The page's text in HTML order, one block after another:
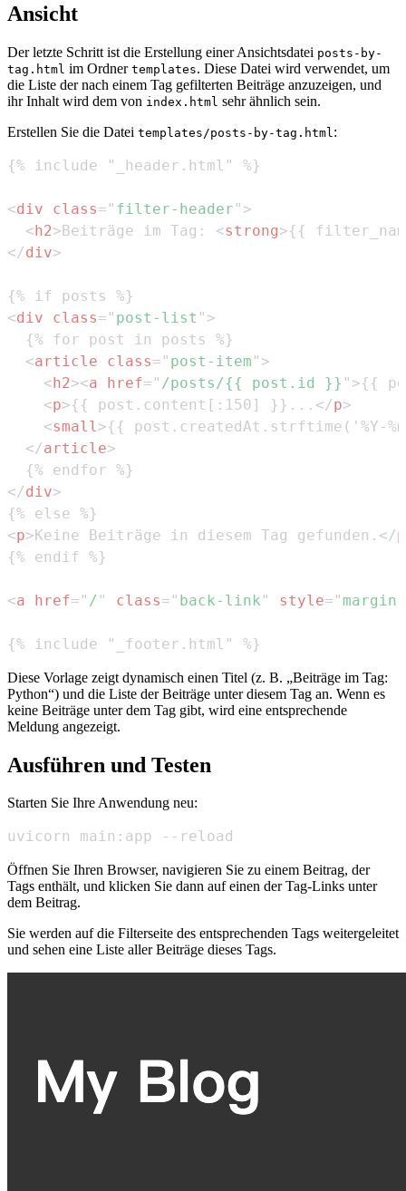
Ansicht
Der letzte Schritt ist die Erstellung einer Ansichtsdatei posts-by-
tag.html im Ordner templates. Diese Datei wird verwendet, um
die Liste der nach einem Tag gefilterten Beiträge anzuzeigen, und
ihr Inhalt wird dem von index.html sehr ähnlich sein.
Erstellen Sie die Datei templates/posts-by-tag.html :
<div class= " filter-header " >
<h2>Beiträge im Tag: <strong>{{
</div>
<div class= " post-list " >
<article class= " post-item " >
<h2><a href= " /posts/{{ post.id }} " >{{
<p>{{ post.content[:150] }}... </p>
<small >{{ post.createdAt.strftime('%Y-
</article>
</div>
<p>Keine Beiträge in diesem Tag gefunden. </p
<a href= " / " class= " back-link " style= "
{% include "_footer.html" %}
Diese Vorlage zeigt dynamisch einen Titel (z. B. „Beiträge im Tag:
Python“) und die Liste der Beiträge unter diesem Tag an. Wenn es
keine Beiträge unter dem Tag gibt, wird eine entsprechende
Meldung angezeigt.
Ausführen und Testen
Starten Sie Ihre Anwendung neu:
uvicorn main:app --reload
Öffnen Sie Ihren Browser, navigieren Sie zu einem Beitrag, der
Tags enthält, und klicken Sie dann auf einen der Tag-Links unter
dem Beitrag.
Sie werden auf die Filterseite des entsprechenden Tags weitergeleitet
und sehen eine Liste aller Beiträge dieses Tags.